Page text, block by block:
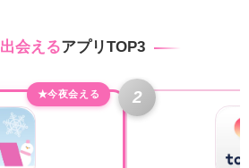
出会えるアプリTOP3
★今夜会える 2